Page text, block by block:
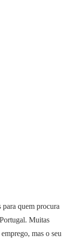
para quem procura
Muitas
mas o seu